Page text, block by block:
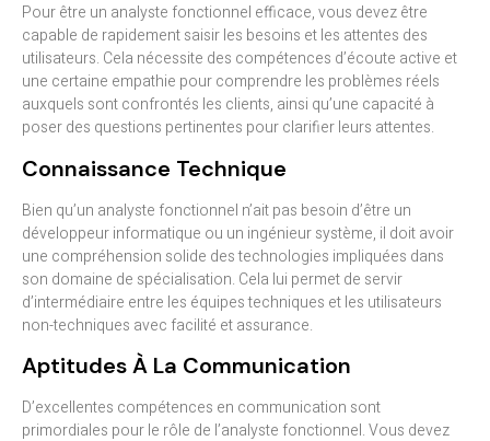
Pour être un analyste fonctionnel efficace, vous devez être
capable de rapidement saisir les besoins et les attentes des
utilisateurs. Cela nécessite des compétences d’écoute active et
une certaine empathie pour comprendre les problèmes réels
auxquels sont confrontés les clients, ainsi qu’une capacité à
poser des questions pertinentes pour clarifier leurs attentes.
Connaissance Technique
Bien qu’un analyste fonctionnel n’ait pas besoin d’être un
développeur informatique ou un ingénieur système, il doit avoir
une compréhension solide des technologies impliquées dans
son domaine de spécialisation. Cela lui permet de servir
d’intermédiaire entre les équipes techniques et les utilisateurs
non-techniques avec facilité et assurance.
Aptitudes À La Communication
D’excellentes compétences en communication sont
primordiales pour le rôle de l’analyste fonctionnel. Vous devez